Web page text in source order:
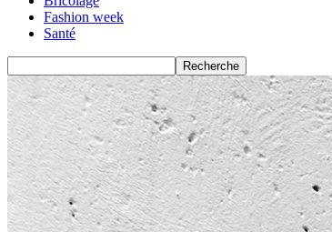
Fashion week
Santé